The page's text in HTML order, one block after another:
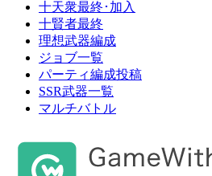
十天衆最終･加入
十賢者最終
理想武器編成
ジョブ一覧
パーティ編成投稿
SSR武器一覧
マルチバトル